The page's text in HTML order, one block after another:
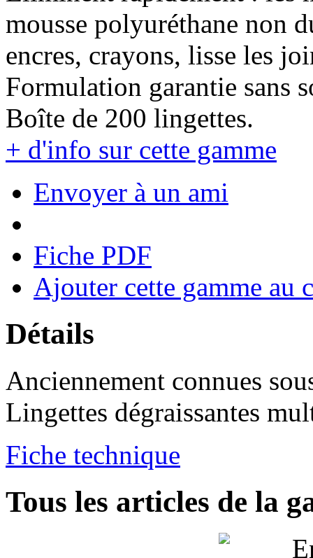
mousse polyuréthane non
encres, crayons, lisse les
Formulation garantie sans
Boîte de 200 lingettes.
+ d'info sur cette gamme
Envoyer à un ami
Fiche PDF
Ajouter cette gamme au
Détails
Anciennement connues
Lingettes dégraissantes
Fiche technique
Tous les articles de la